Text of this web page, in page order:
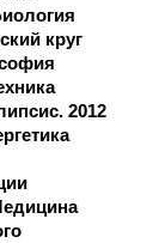
круг
2012